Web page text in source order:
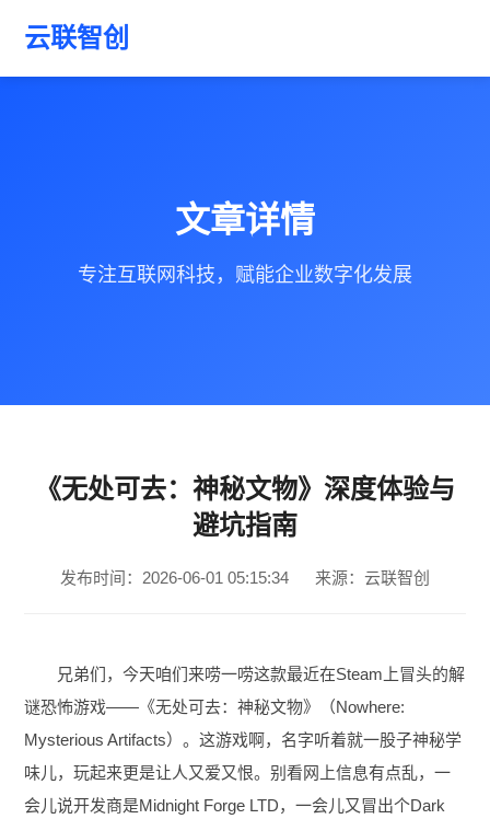
云联智创
文章详情
专注互联网科技，赋能企业数字化发展
《无处可去：神秘文物》深度体验与
避坑指南
发布时间：2026-06-01 05:15:34 来源：云联智创
兄弟们，今天咱们来唠一唠这款最近在Steam上冒头的解
谜恐怖游戏——《无处可去：神秘文物》（Nowhere:
Mysterious Artifacts）。这游戏啊，名字听着就一股子神秘学
味儿，玩起来更是让人又爱又恨。别看网上信息有点乱，一
会儿说开发商是Midnight Forge LTD，一会儿又冒出个Dark